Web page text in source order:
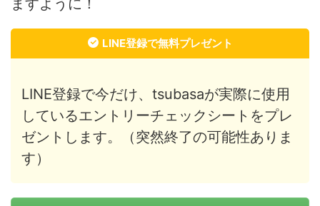
ますように！
LINE登録で無料プレゼント
LINE登録で今だけ、tsubasaが実際に使用
しているエントリーチェックシートをプレ
ゼントします。（突然終了の可能性ありま
す）